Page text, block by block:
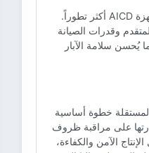
مع تقدم التكنولوجيا، أصبحت أجهزة AICD أكثر تطوراً.
وقدرات الصيانة
يُحسن سلامة الآبار
خطوة أساسية
على مراقبة ظروف
الآمن والكفاءة،